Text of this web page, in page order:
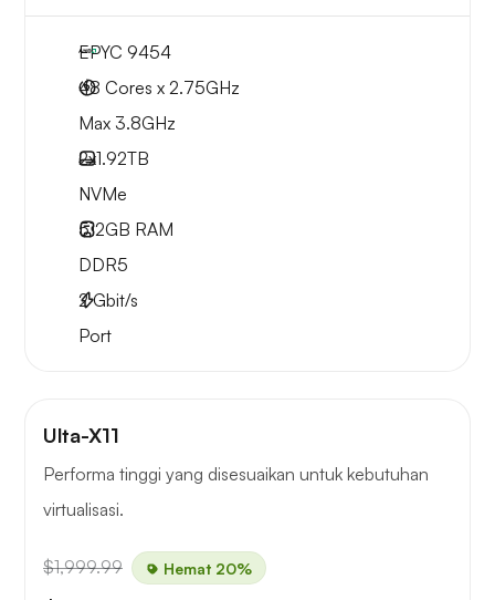
EPYC 9454
48 Cores x 2.75GHz
Max 3.8GHz
2x1.92TB
NVMe
512GB RAM
DDR5
2Gbit/s
Port
Ulta-X11
Performa tinggi yang disesuaikan untuk kebutuhan
virtualisasi.
$1,999.99 Hemat 20%